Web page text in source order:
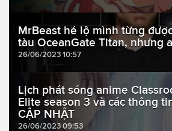
MrBeast hé lộ mình từng
tàu OceanGate Titan, nhưng
26/06/2023 10:57
Lịch phát sóng anime
Elite season 3 và các thông
CẬP NHẬT
26/06/2023 09:53